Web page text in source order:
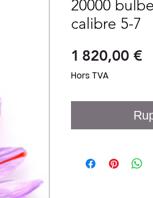
20000
calibre 5-7
1 820,00 €
Hors TVA